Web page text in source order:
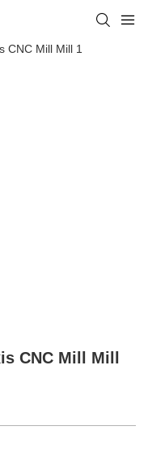
CNC Mill Mill